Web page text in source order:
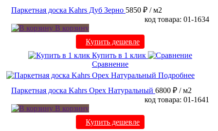
Паркетная доска Kahrs Дуб Зерно 5850 ₽ / м2
код товара: 01-1634
В корзину
Купить дешевле
Купить в 1 клик
Сравнение
Подробнее
Паркетная доска Kahrs Орех Натуральный 6800 ₽ / м2
код товара: 01-1641
В корзину
Купить дешевле